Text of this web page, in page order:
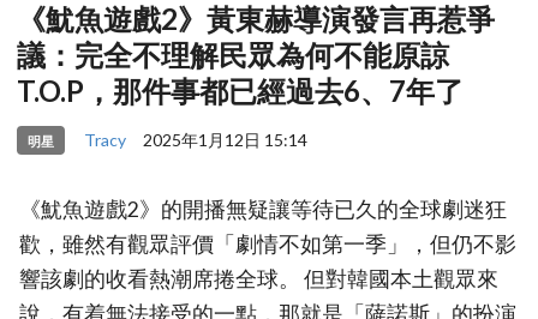
《魷魚遊戲2》黃東赫導演發言再惹爭
議：完全不理解民眾為何不能原諒
T.O.P，那件事都已經過去6、7年了
明星 Tracy 2025年1月12日 15:14
《魷魚遊戲2》的開播無疑讓等待已久的全球劇迷狂
歡，雖然有觀眾評價「劇情不如第一季」，但仍不影
響該劇的收看熱潮席捲全球。 但對韓國本土觀眾來
說，有着無法接受的一點，那就是「薩諾斯」的扮演